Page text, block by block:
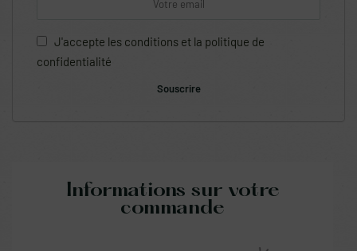
J'accepte les conditionset la politique de
confidentialité
Informations sur votre
commande